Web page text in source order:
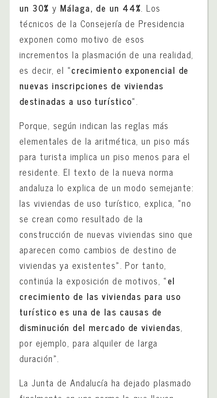
un 30% y Málaga, de un 44%. Los
técnicos de la Consejería de Presidencia
exponen como motivo de esos
incrementos la plasmación de una realidad,
es decir, el «crecimiento exponencial de
nuevas inscripciones de viviendas
destinadas a uso turístico«.
Porque, según indican las reglas más
elementales de la aritmética, un piso más
para turista implica un piso menos para el
residente. El texto de la nueva norma
andaluza lo explica de un modo semejante:
las viviendas de uso turístico, explica, «no
se crean como resultado de la
construcción de nuevas viviendas sino que
aparecen como cambios de destino de
viviendas ya existentes». Por tanto,
continúa la exposición de motivos, «el
crecimiento de las viviendas para uso
turístico es una de las causas de
disminución del mercado de viviendas,
por ejemplo, para alquiler de larga
duración».
La Junta de Andalucía ha dejado plasmado